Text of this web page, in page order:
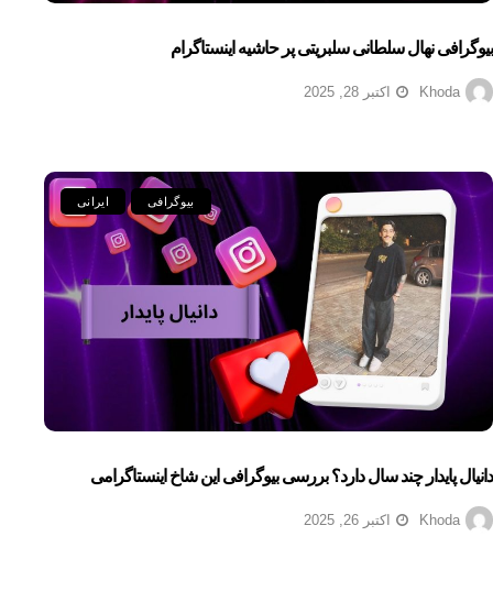
بیوگرافی نهال سلطانی سلبریتی پر حاشیه اینستاگرام
Khoda اکتبر 28, 2025
ایرانی بیوگرافی
دانیال پایدار چند سال دارد؟ بررسی بیوگرافی این شاخ اینستاگرامی
Khoda اکتبر 26, 2025